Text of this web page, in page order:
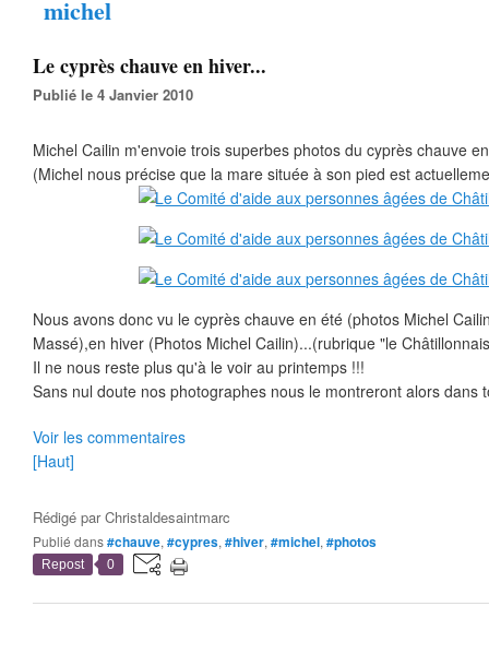
michel
Le cyprès chauve en hiver...
Publié le 4 Janvier 2010
Michel Cailin m'envoie trois superbes photos du cyprès chauve
(Michel nous précise que la mare située à son pied est
Nous avons donc vu le cyprès chauve en été (photos Michel
Massé),en hiver (Photos Michel Cailin)...(rubrique "le
Il ne nous reste plus qu'à le voir au printemps !!!
Sans nul doute nos photographes nous le montreront alors dans
Voir les commentaires
[Haut]
Rédigé parChristaldesaintmarc
Publié dans#chauve, #cypres, #hiver, #michel, #photos
Repost 0